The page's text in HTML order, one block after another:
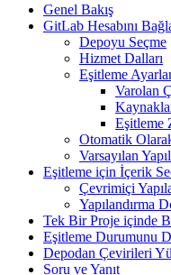
Genel Bakış
GitLab Hesabını
Depoyu Seçme
Hizmet Dalları
Eşitleme
Varolan
Eşitleme
Otomatik
Varsayılan
Eşitleme için İçerik
Çevrimiçi
Yapılandırma
Tek Bir Proje içinde
Eşitleme Durumunu
Depodan Çevirileri
Soru ve Yanıt